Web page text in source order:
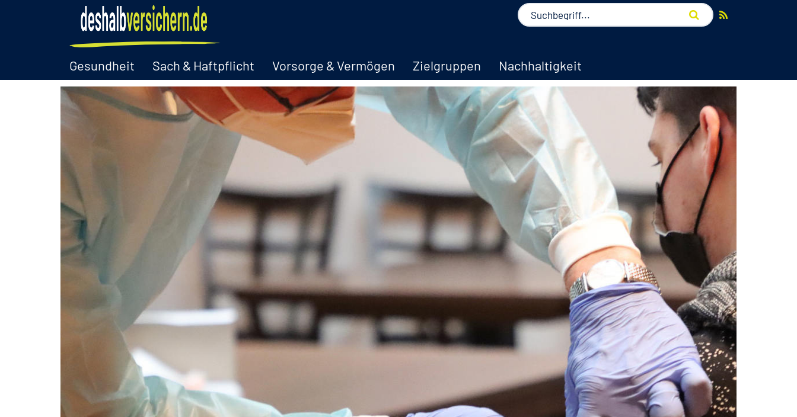
Gesundheit Sach & Haftpflicht Vorsorge & Vermögen Zielgruppen Nachhaltigkeit